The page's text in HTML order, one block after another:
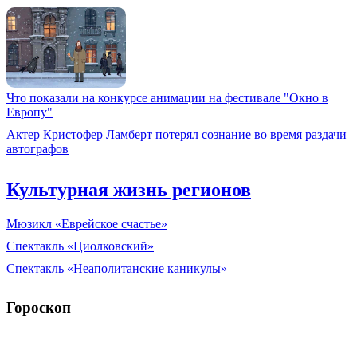
Что показали на конкурсе анимации на фестивале "Окно в
Европу"
Актер Кристофер Ламберт потерял сознание во время раздачи
автографов
Культурная жизнь регионов
Мюзикл «Еврейское счастье»
Спектакль «Циолковский»
Спектакль «Неаполитанские каникулы»
Гороскоп